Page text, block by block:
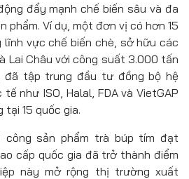
đẩy mạnh chế biến sâu và đa
phẩm. Ví dụ, một đơn vị có hơn 15
lĩnh vực chế biến chè, sở hữu các
Lai Châu với công suất 3.000 tấn
đã tập trung đầu tư đồng bộ hệ
như ISO, Halal, FDA và VietGAP
tại 15 quốc gia.
công sản phẩm trà búp tím đạt
cấp quốc gia đã trở thành điểm
này mở rộng thị trường xuất